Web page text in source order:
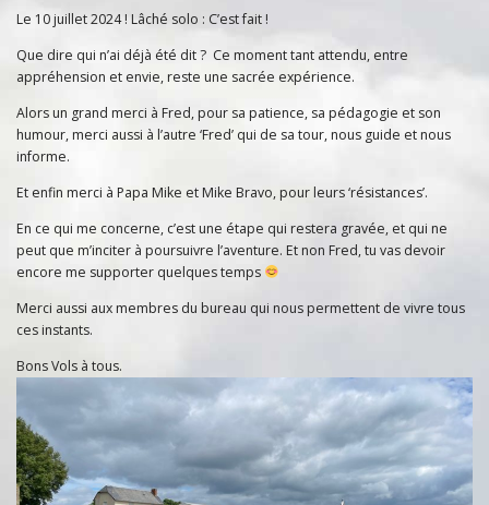
Le 10 juillet 2024 ! Lâché solo : C’est fait !
Que dire qui n’ai déjà été dit ? Ce moment tant attendu, entre
appréhension et envie, reste une sacrée expérience.
Alors un grand merci à Fred, pour sa patience, sa pédagogie et son
humour, merci aussi à l’autre ‘Fred’ qui de sa tour, nous guide et nous
informe.
Et enfin merci à Papa Mike et Mike Bravo, pour leurs ‘résistances’.
En ce qui me concerne, c’est une étape qui restera gravée, et qui ne
peut que m’inciter à poursuivre l’aventure. Et non Fred, tu vas devoir
encore me supporter quelques temps
Merci aussi aux membres du bureau qui nous permettent de vivre tous
ces instants.
Bons Vols à tous.